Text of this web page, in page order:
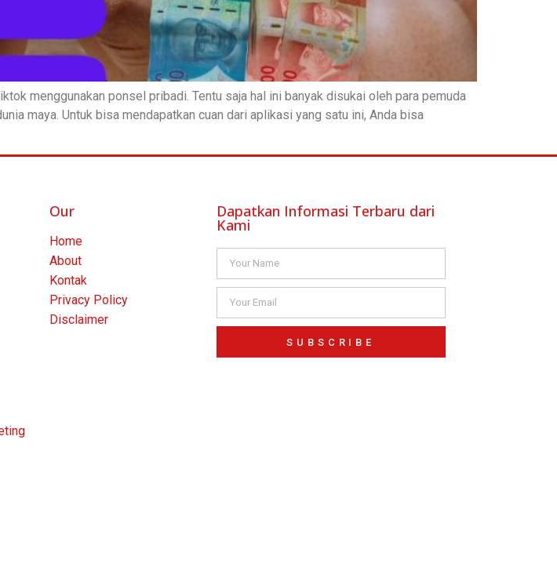
menggunakan ponsel pribadi. Tentu saja hal ini banyak disukai oleh para pemuda
maya. Untuk bisa mendapatkan cuan dari aplikasi yang satu ini, Anda bisa
Our
Home
About
Kontak
Privacy Policy
Disclaimer
Dapatkan Informasi Terbaru dari
Kami
SUBSCRIBE